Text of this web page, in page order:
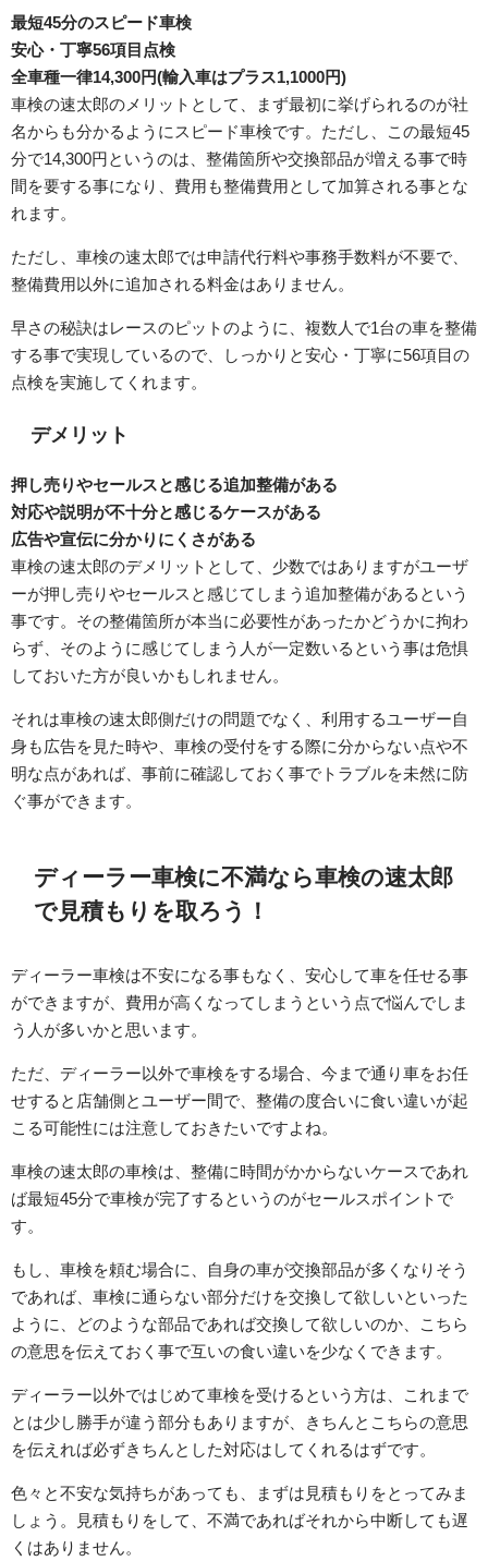
最短45分のスピード車検
安心・丁寧56項目点検
全車種一律14,300円(輸入車はプラス1,1000円)
車検の速太郎のメリットとして、まず最初に挙げられるのが社
名からも分かるようにスピード車検です。ただし、この最短45
分で14,300円というのは、整備箇所や交換部品が増える事で時
間を要する事になり、費用も整備費用として加算される事とな
れます。
ただし、車検の速太郎では申請代行料や事務手数料が不要で、
整備費用以外に追加される料金はありません。
早さの秘訣はレースのピットのように、複数人で1台の車を整備
する事で実現しているので、しっかりと安心・丁寧に56項目の
点検を実施してくれます。
デメリット
押し売りやセールスと感じる追加整備がある
対応や説明が不十分と感じるケースがある
広告や宣伝に分かりにくさがある
車検の速太郎のデメリットとして、少数ではありますがユーザ
ーが押し売りやセールスと感じてしまう追加整備があるという
事です。その整備箇所が本当に必要性があったかどうかに拘わ
らず、そのように感じてしまう人が一定数いるという事は危惧
しておいた方が良いかもしれません。
それは車検の速太郎側だけの問題でなく、利用するユーザー自
身も広告を見た時や、車検の受付をする際に分からない点や不
明な点があれば、事前に確認しておく事でトラブルを未然に防
ぐ事ができます。
ディーラー車検に不満なら車検の速太郎
で見積もりを取ろう！
ディーラー車検は不安になる事もなく、安心して車を任せる事
ができますが、費用が高くなってしまうという点で悩んでしま
う人が多いかと思います。
ただ、ディーラー以外で車検をする場合、今まで通り車をお任
せすると店舗側とユーザー間で、整備の度合いに食い違いが起
こる可能性には注意しておきたいですよね。
車検の速太郎の車検は、整備に時間がかからないケースであれ
ば最短45分で車検が完了するというのがセールスポイントで
す。
もし、車検を頼む場合に、自身の車が交換部品が多くなりそう
であれば、車検に通らない部分だけを交換して欲しいといった
ように、どのような部品であれば交換して欲しいのか、こちら
の意思を伝えておく事で互いの食い違いを少なくできます。
ディーラー以外ではじめて車検を受けるという方は、これまで
とは少し勝手が違う部分もありますが、きちんとこちらの意思
を伝えれば必ずきちんとした対応はしてくれるはずです。
色々と不安な気持ちがあっても、まずは見積もりをとってみま
しょう。見積もりをして、不満であればそれから中断しても遅
くはありません。